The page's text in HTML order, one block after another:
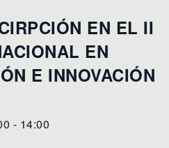
EN EL II
EN
E INNOVACIÓN
- 14:00